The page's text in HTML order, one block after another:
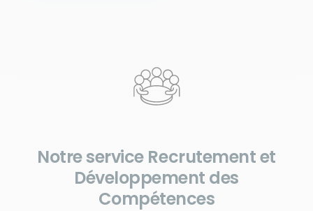
Notre service Recrutement et
Développement des
Compétences